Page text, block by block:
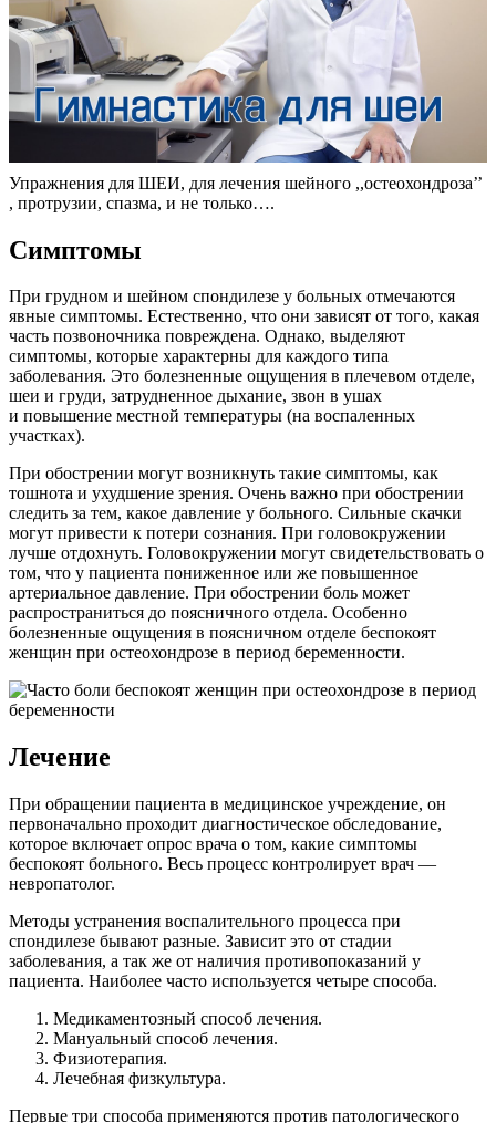
Упражнения для ШЕИ, для лечения шейного ,,остеохондроза’’
, протрузии, спазма, и не только….
Симптомы
При грудном и шейном спондилезе у больных отмечаются
явные симптомы. Естественно, что они зависят от того, какая
часть позвоночника повреждена. Однако, выделяют
симптомы, которые характерны для каждого типа
заболевания. Это болезненные ощущения в плечевом отделе,
шеи и груди, затрудненное дыхание, звон в ушах
и повышение местной температуры (на воспаленных
участках).
При обострении могут возникнуть такие симптомы, как
тошнота и ухудшение зрения. Очень важно при обострении
следить за тем, какое давление у больного. Сильные скачки
могут привести к потери сознания. При головокружении
лучше отдохнуть. Головокружении могут свидетельствовать о
том, что у пациента пониженное или же повышенное
артериальное давление. При обострении боль может
распространиться до поясничного отдела. Особенно
болезненные ощущения в поясничном отделе беспокоят
женщин при остеохондрозе в период беременности.
Лечение
При обращении пациента в медицинское учреждение, он
первоначально проходит диагностическое обследование,
которое включает опрос врача о том, какие симптомы
беспокоят больного. Весь процесс контролирует врач —
невропатолог.
Методы устранения воспалительного процесса при
спондилезе бывают разные. Зависит это от стадии
заболевания, а так же от наличия противопоказаний у
пациента. Наиболее часто используется четыре способа.
Медикаментозный способ лечения.
Мануальный способ лечения.
Физиотерапия.
Лечебная физкультура.
Первые три способа применяются против патологического